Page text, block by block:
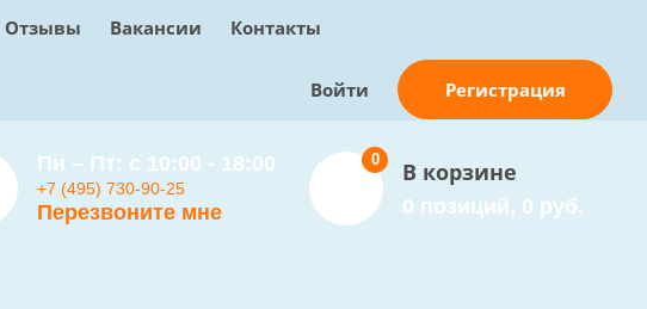
Отзывы Вакансии Контакты
Войти Регистрация
Пн – Пт: с 10:00 - 18:00
+7 (495) 730-90-25
Перезвоните мне
В корзине
0 позиций, 0 руб.
0